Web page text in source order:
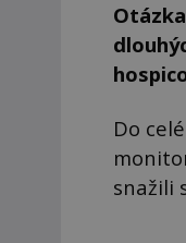
Do
snažili